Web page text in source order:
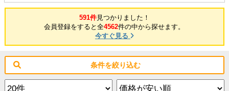
郡箱根町・足柄下郡真鶴町・足柄下郡湯河原町 築5年以内の検索結果一覧
591件見つかりました！
会員登録をすると全4562件の中から探せます。
今すぐ見る
条件を絞り込む